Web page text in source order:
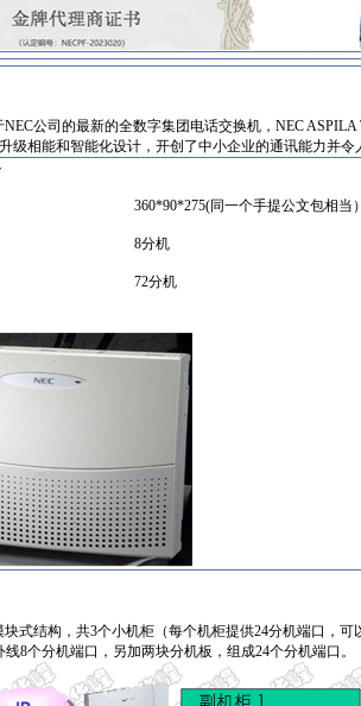
NEC公司的最新的全数字集团电话交换机，NEC
级相能和智能化设计，开创了中小企业的通讯能力并令
360*90*275(同一个手提公文包相当
8分机
72分机
块式结构，共3个小机柜（每个机柜提供24分机端口，
8个分机端口，另加两块分机板，组成24个分机端口。